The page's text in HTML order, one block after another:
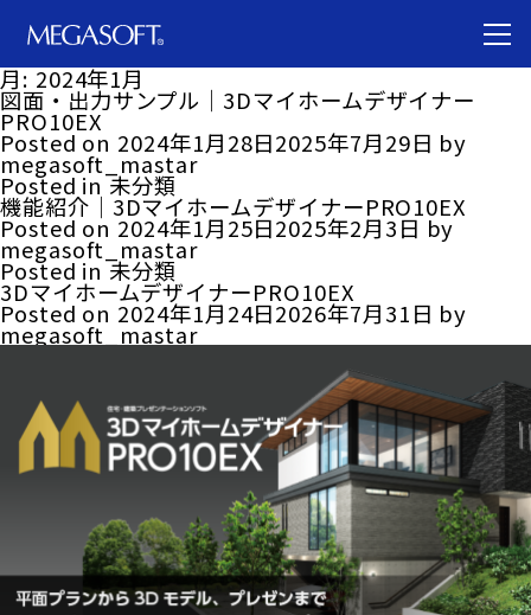
月: 2024年1月
図面・出力サンプル｜3Dマイホームデザイナー
PRO10EX
Posted on 2024年1月28日2025年7月29日 by
megasoft_mastar
Posted in未分類
機能紹介｜3DマイホームデザイナーPRO10EX
Posted on 2024年1月25日2025年2月3日 by
megasoft_mastar
Posted in未分類
3DマイホームデザイナーPRO10EX
Posted on 2024年1月24日2026年7月31日 by
megasoft_mastar